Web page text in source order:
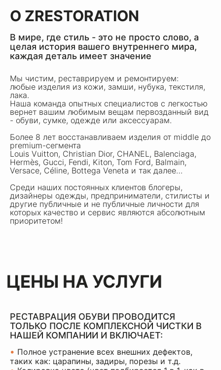
О ZRESTORATION
В мире, где стиль - это не просто слово, а
целая история вашего внутреннего мира,
каждая деталь имеет значение
Мы чистим, реставрируем и ремонтируем:
любые изделия из кожи, замши, нубука, текстиля,
лака.
Наша команда опытных специалистов с легкостью
вернет вашим любимым вещам первозданный вид
- обуви, сумке, одежде или аксессуарам.
Более 8 лет восстанавливаем изделия от middle до
premium-сегмента
Louis Vuitton, Christian Dior, CHANEL, Balenciaga,
Hermès, Gucci, Fendi, Kiton, Tom Ford, Balmain,
Versace, Céline, Bottega Veneta и так далее…
Среди наших постоянных клиентов блогеры,
дизайнеры одежды, предприниматели, стилисты и
другие публичные и не публичные личности для
которых качество и сервис являются абсолютным
приоритетом!
РЕСТАВРАЦИЯ ОБУВИ ПРОВОДИТСЯ
ТОЛЬКО ПОСЛЕ КОМПЛЕКСНОЙ ЧИСТКИ В
НАШЕЙ КОМПАНИИ И ВКЛЮЧАЕТ:
• Полное устранение всех внешних дефектов,
таких как: царапины, задиры, порезы и т.д.
ГАЛЕРЕЯ РАБОТ